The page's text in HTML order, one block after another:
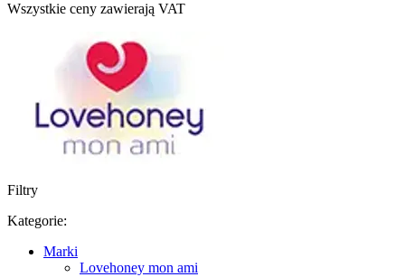
Wszystkie ceny zawierają VAT
Filtry
Kategorie:
Marki
Lovehoney mon ami